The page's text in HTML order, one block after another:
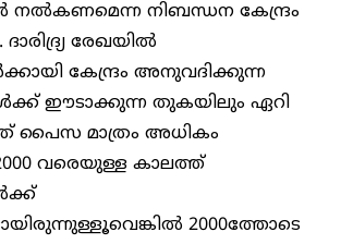
നൽകണമെന്ന നിബന്ധന കേന്ദ്രം
രേഖയിൽ
കേന്ദ്രം അനുവദിക്കുന്ന
ഈടാക്കുന്ന തുകയിലും ഏറി
പൈസ മാത്രം അധികം
വരെയുള്ള കാലത്ത്
2000ത്തോടെ